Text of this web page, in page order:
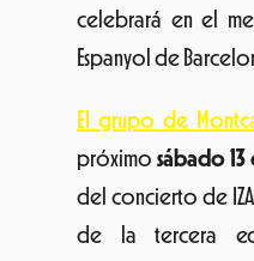
celebrará en el
Espanyol de
El grupo de
próximosábado 13
del concierto de
de la tercera